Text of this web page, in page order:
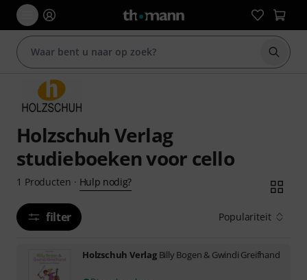
Zoek
Holzschuh Verlag
studieboeken voor cello
1 Producten · Hulp nodig?
filter Populariteit
Holzschuh Verlag Billy Bogen & Gwindi Greifhand